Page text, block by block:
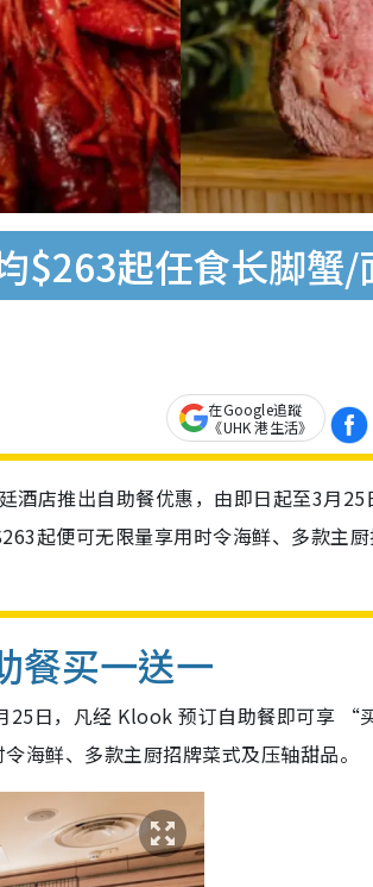
$263起任食长脚蟹
在Google追蹤
《UHK 港生活》
酒店推出自助餐优惠，由即日起至3月25
起便可无限量享用时令海鲜、多款主厨
餐买一送一
25日，凡经 Klook 预订自助餐即可享 “
海鲜、多款主厨招牌菜式及压轴甜品。